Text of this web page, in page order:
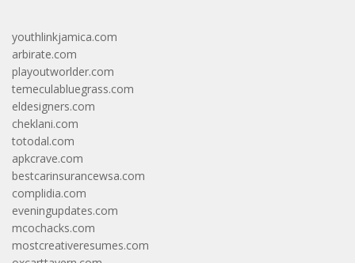
youthlinkjamica.com
arbirate.com
playoutworlder.com
temeculabluegrass.com
eldesigners.com
cheklani.com
totodal.com
apkcrave.com
bestcarinsurancewsa.com
complidia.com
eveningupdates.com
mcochacks.com
mostcreativeresumes.com